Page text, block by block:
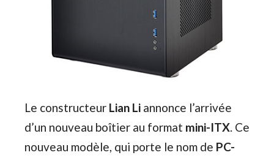
Le constructeur Lian Li annonce l’arrivée
d’un nouveau boîtier au format mini-ITX. Ce
nouveau modèle, qui porte le nom de PC-